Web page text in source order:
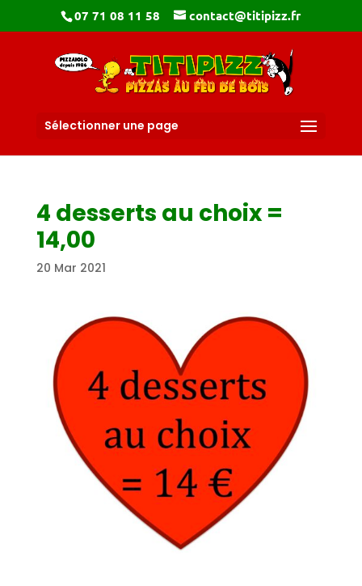
07 71 08 11 58 contact@titipizz.fr
Sélectionner une page
4 desserts au choix =
14,00
20 Mar 2021